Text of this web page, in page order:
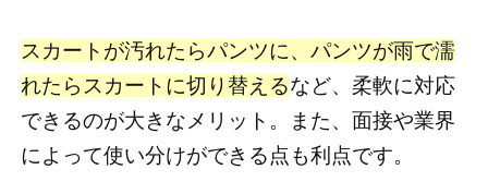
スカートが汚れたらパンツに、パンツが雨で濡
れたらスカートに切り替えるなど、柔軟に対応
できるのが大きなメリット。また、面接や業界
によって使い分けができる点も利点です。